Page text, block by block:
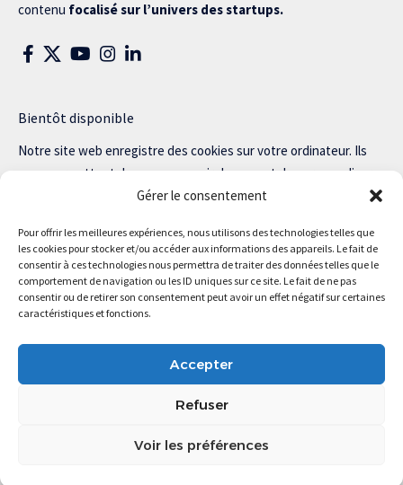
Gérer le consentement
Pour offrir les meilleures expériences, nous utilisons des technologies telles que
les cookies pour stocker et/ou accéder aux informations des appareils. Le fait de
consentir à ces technologies nous permettra de traiter des données telles que le
comportement de navigation ou les ID uniques sur ce site. Le fait de ne pas
consentir ou de retirer son consentement peut avoir un effet négatif sur certaines
caractéristiques et fonctions.
Accepter
Refuser
Voir les préférences
contenu focalisé sur l’univers des startups.
Bientôt disponible
Notre site web enregistre des cookies sur votre ordinateur. Ils
nous permettent de nous souvenir de vous et de personnaliser
votre expérience sur notre site.
Lisez notre politique de confidentialité pour plus d’informations.
Magstartup.com © 2025 Tous droits réservés.